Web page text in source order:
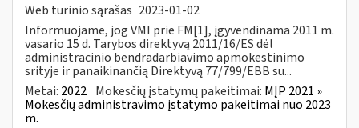
Web turinio sąrašas 2023-01-02
Informuojame, jog VMI prie FM[1], įgyvendinama 2011 m.
vasario 15 d. Tarybos direktyvą 2011/16/ES dėl
administracinio bendradarbiavimo apmokestinimo
srityje ir panaikinančią Direktyvą 77/799/EBB su...
Metai: 2022 Mokesčių įstatymų pakeitimai: MĮP 2021 »
Mokesčių administravimo įstatymo pakeitimai nuo 2023
m.